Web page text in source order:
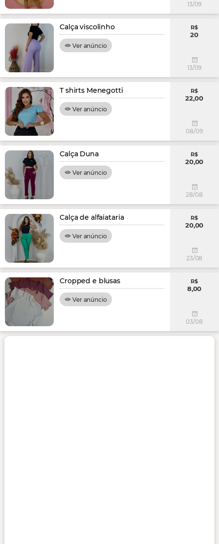
13/09
Calça viscolinho
Ver anúncio
R$
20
13/09
T shirts Menegotti
Ver anúncio
R$
22,00
08/09
Calça Duna
Ver anúncio
R$
20,00
28/08
Calça de alfaiataria
Ver anúncio
R$
20,00
23/08
Cropped e blusas
Ver anúncio
R$
8,00
03/08